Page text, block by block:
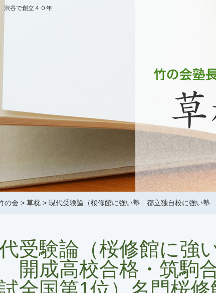
谷で創立４０年
の会 > 草枕 > 現代受験論（桜修館に強い塾 都立独自校に強い塾
受験論（桜修館に
開成高校合格・筑駒